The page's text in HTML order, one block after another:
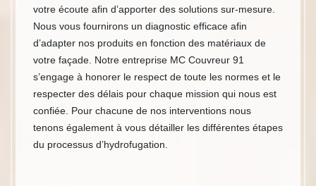
votre écoute afin d’apporter des solutions sur-mesure.
Nous vous fournirons un diagnostic efficace afin
d’adapter nos produits en fonction des matériaux de
votre façade. Notre entreprise MC Couvreur 91
s’engage à honorer le respect de toute les normes et le
respecter des délais pour chaque mission qui nous est
confiée. Pour chacune de nos interventions nous
tenons également à vous détailler les différentes étapes
du processus d’hydrofugation.